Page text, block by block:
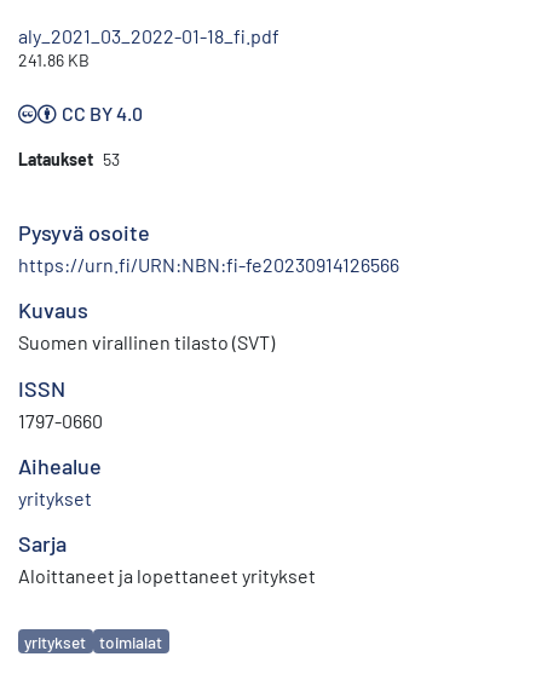
aly_2021_03_2022-01-18_fi.pdf
241.86 KB
CC BY 4.0
Lataukset 53
Pysyvä osoite
https://urn.fi/URN:NBN:fi-fe20230914126566
Kuvaus
Suomen virallinen tilasto (SVT)
ISSN
1797-0660
Aihealue
yritykset
Sarja
Aloittaneet ja lopettaneet yritykset
Avainsanat
yritykset toimialat